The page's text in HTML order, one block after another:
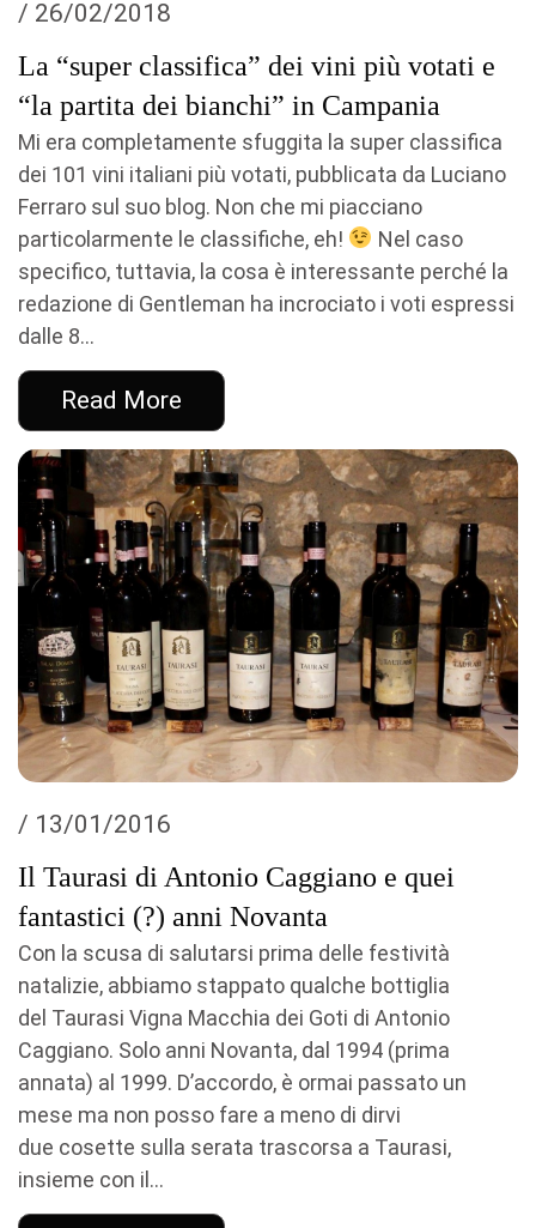
/ 26/02/2018
La “super classifica” dei vini più votati e
“la partita dei bianchi” in Campania
Mi era completamente sfuggita la super classifica
dei 101 vini italiani più votati, pubblicata da Luciano
Ferraro sul suo blog. Non che mi piacciano
particolarmente le classifiche, eh!
Nel caso
specifico, tuttavia, la cosa è interessante perché la
redazione di Gentleman ha incrociato i voti espressi
dalle 8...
Read More
/ 13/01/2016
Il Taurasi di Antonio Caggiano e quei
fantastici (?) anni Novanta
Con la scusa di salutarsi prima delle festività
natalizie, abbiamo stappato qualche bottiglia
del Taurasi Vigna Macchia dei Goti di Antonio
Caggiano. Solo anni Novanta, dal 1994 (prima
annata) al 1999. D’accordo, è ormai passato un
mese ma non posso fare a meno di dirvi
due cosette sulla serata trascorsa a Taurasi,
insieme con il...